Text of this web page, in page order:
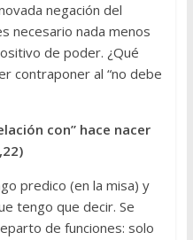
negación del
necesario nada menos
de poder. ¿Qué
contraponer al “no debe
con” hace nacer
predico (en la misa) y
tengo que decir. Se
de funciones: solo